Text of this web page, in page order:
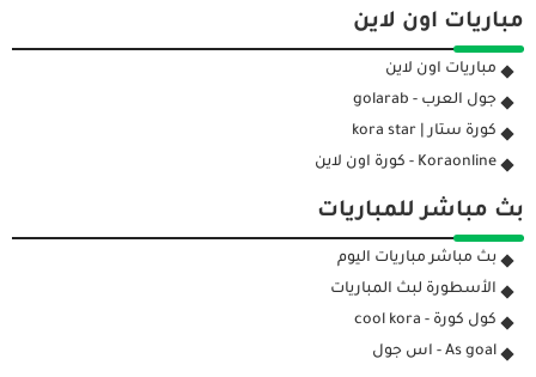
مباريات اون لاين
مباريات اون لاين
جول العرب - golarab
كورة ستار | kora star
Koraonline - كورة اون لاين
بث مباشر للمباريات
بث مباشر مباريات اليوم
الأسطورة لبث المباريات
كول كورة - cool kora
As goal - اس جول